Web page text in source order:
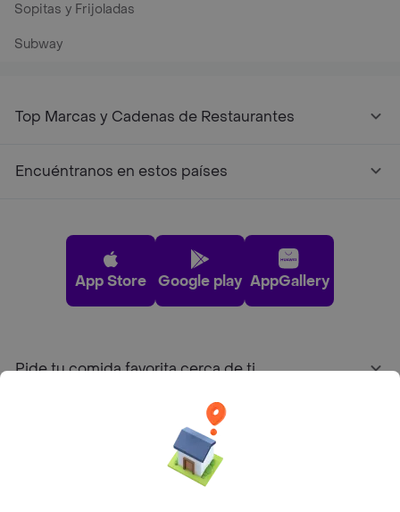
Sopitas y Frijoladas
Subway
Top Marcas y Cadenas de Restaurantes
Encuéntranos en estos países
App Store Google play AppGallery
Pide tu comida favorita cerca de ti